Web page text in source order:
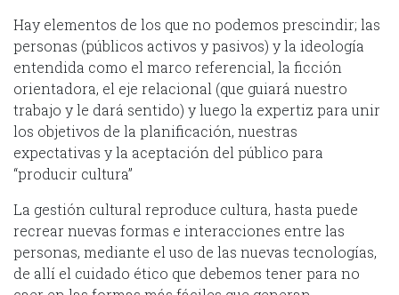
Hay elementos de los que no podemos prescindir; las
personas (públicos activos y pasivos) y la ideología
entendida como el marco referencial, la ficción
orientadora, el eje relacional (que guiará nuestro
trabajo y le dará sentido) y luego la expertiz para unir
los objetivos de la planificación, nuestras
expectativas y la aceptación del público para
“producir cultura”
La gestión cultural reproduce cultura, hasta puede
recrear nuevas formas e interacciones entre las
personas, mediante el uso de las nuevas tecnologías,
de allí el cuidado ético que debemos tener para no